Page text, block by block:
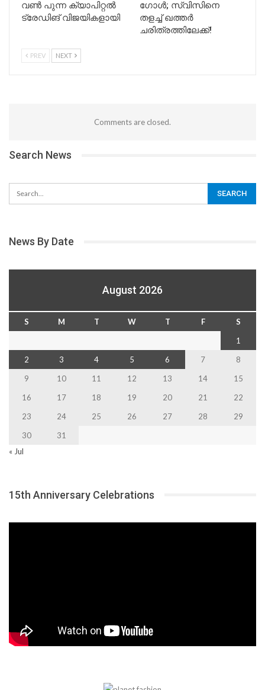
വൺ പുന്ന ക്യാപിറ്റൽ
ട്രേഡിങ് വിജയികളായി
ഗോൾ; സ്വിസിനെ
തളച്ച് ഖത്തർ
ചരിത്രത്തിലേക്ക്!
PREV NEXT
Comments are closed.
Search News
News By Date
August 2026
S M T W T F
S
1
2
3 4 5 6 7
8
9
10 11 12 13 14
15
16
17 18 19 20 21
22
23
24 25 26 27 28
29
30
31
« Jul
15th Anniversary Celebrations